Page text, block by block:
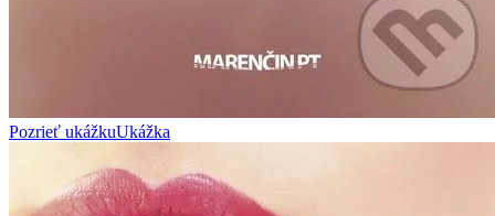
Pozrieť ukážkuUkážka